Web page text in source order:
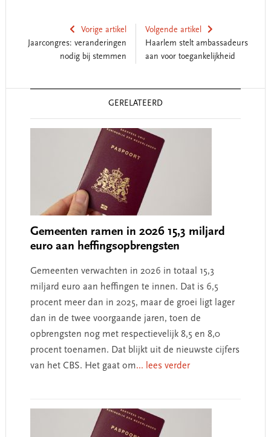
Vorige artikel
Jaarcongres: veranderingen
nodig bij stemmen
Volgende artikel
Haarlem stelt ambassadeurs
aan voor toegankelijkheid
GERELATEERD
Gemeenten ramen in 2026 15,3 miljard
euro aan heffingsopbrengsten
Gemeenten verwachten in 2026 in totaal 15,3
miljard euro aan heffingen te innen. Dat is 6,5
procent meer dan in 2025, maar de groei ligt lager
dan in de twee voorgaande jaren, toen de
opbrengsten nog met respectievelijk 8,5 en 8,0
procent toenamen. Dat blijkt uit de nieuwste cijfers
van het CBS. Het gaat om... lees verder